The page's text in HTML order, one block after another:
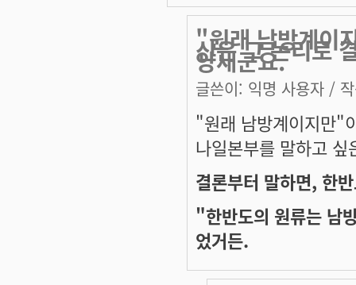
"원래 남방계이
신은 그 논리로
양새군요.
글쓴이: 익명 사용자 /
"원래 남방계이지만"
나일본부를 말하고 싶
결론부터 말하면, 한
"한반도의 원류는 남
었거든.